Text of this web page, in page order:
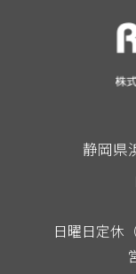
静岡県
日曜日定休